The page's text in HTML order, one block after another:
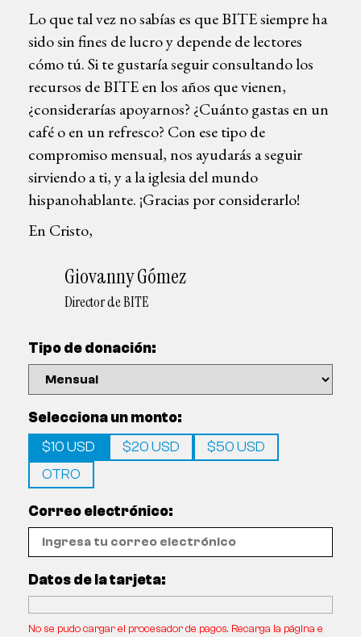
Lo que tal vez no sabías es que BITE siempre ha
sido sin fines de lucro y depende de lectores
cómo tú. Si te gustaría seguir consultando los
recursos de BITE en los años que vienen,
¿considerarías apoyarnos? ¿Cuánto gastas en un
café o en un refresco? Con ese tipo de
compromiso mensual, nos ayudarás a seguir
sirviendo a ti, y a la iglesia del mundo
hispanohablante. ¡Gracias por considerarlo!
En Cristo,
Giovanny Gómez
Director de BITE
Tipo de donación:
Selecciona un monto:
$10 USD
$20 USD
$50 USD
OTRO
Correo electrónico:
Datos de la tarjeta:
No se pudo cargar el procesador de pagos. Recarga la página e